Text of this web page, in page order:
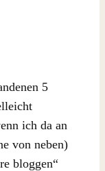
5
ich da an
von neben)
bloggen“